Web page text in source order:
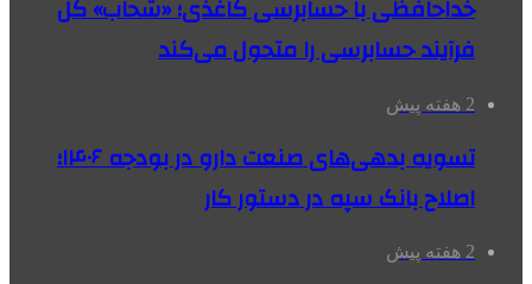
خداحافظی با حسابرسی کاغذی؛ «شحاب» کل
فرآیند حسابرسی را متحول می‌کند
2 هفته پیش
تسویه بدهی‌های صنعت دارو در بودجه ۱۴۰۶؛
اصلاح بانک سپه در دستور کار
2 هفته پیش